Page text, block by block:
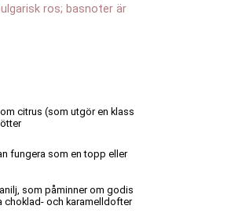
ros; basnoter är
citrus (som utgör en klass
fungera som en topp eller
som påminner om godis
choklad- och karamelldofter